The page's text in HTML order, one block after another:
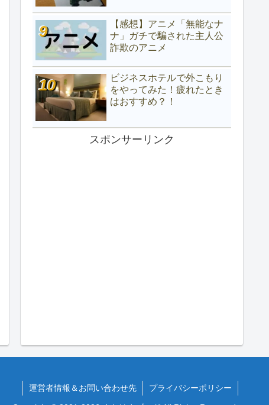
【感想】アニメ「無能なナ
ナ」ガチで騙された主人公
詐欺のアニメ
ビジネスホテルで外こもり
をやってみた！疲れたとき
はおすすめ？！
スポンサーリンク
運営者情報＆お問い合わせ先 プライバシーポリシー